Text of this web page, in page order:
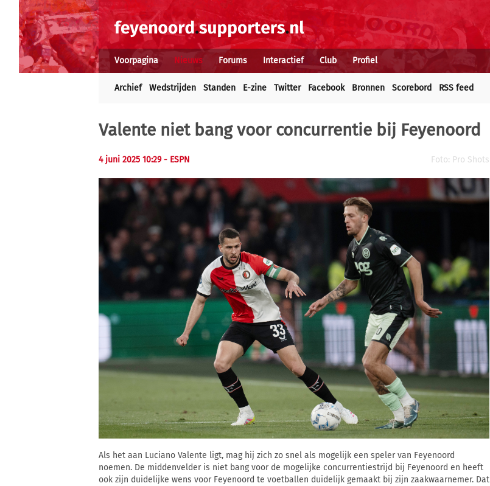
Voorpagina Nieuws Forums Interactief Club Profiel
Archief Wedstrijden Standen E-zine Twitter Facebook Bronnen Scorebord RSS feed
Valente niet bang voor concurrentie bij Feyenoord
4 juni 2025 10:29 - ESPN Foto: Pro Shots
Als het aan Luciano Valente ligt, mag hij zich zo snel als mogelijk een speler van Feyenoord
noemen. De middenvelder is niet bang voor de mogelijke concurrentiestrijd bij Feyenoord en heeft
ook zijn duidelijke wens voor Feyenoord te voetballen duidelijk gemaakt bij zijn zaakwaarnemer. Dat